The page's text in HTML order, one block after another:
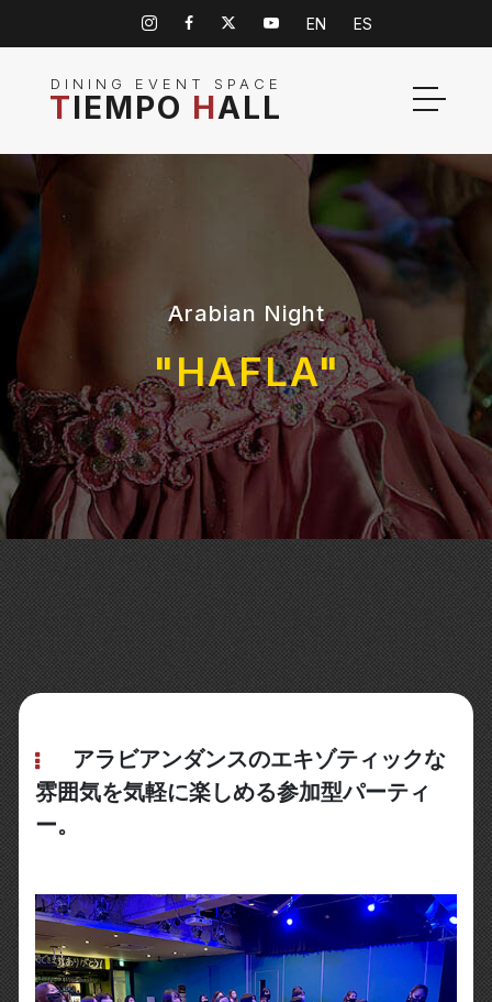
EN ES
DINING EVENT SPACE
TIEMPO HALL
Arabian Night
"HAFLA"
アラビアンダンスのエキゾティックな
雰囲気を気軽に楽しめる参加型パーティ
ー。